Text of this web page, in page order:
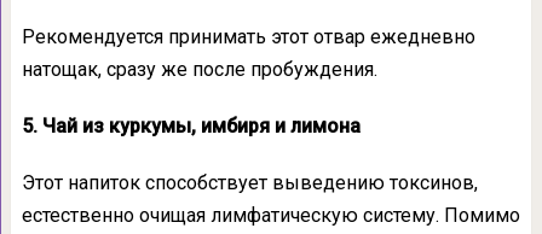
Рекомендуется принимать этот отвар ежедневно
натощак, сразу же после пробуждения.
5. Чай из куркумы, имбиря и лимона
Этот напиток способствует выведению токсинов,
естественно очищая лимфатическую систему. Помимо